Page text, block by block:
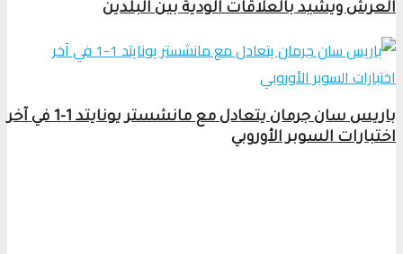
العرش ويشيد بالعلاقات الودية بين البلدين
باريس سان جرمان يتعادل مع مانشستر يونايتد 1-1 في آخر
اختبارات السوبر الأوروبي